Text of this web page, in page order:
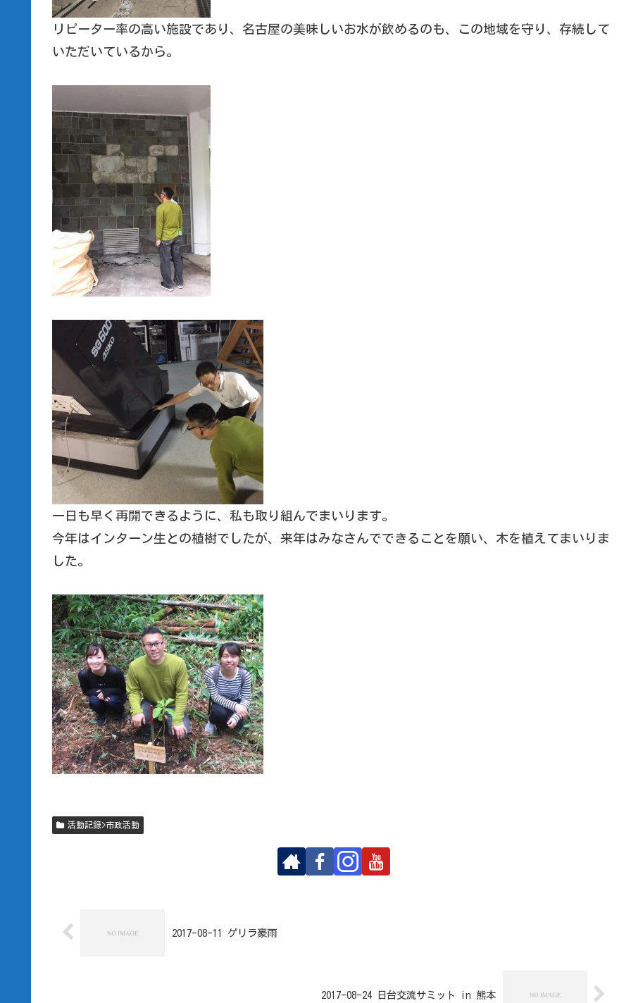
リピーター率の高い施設であり、名古屋の美味しいお水が飲めるのも、この地域を守り、存続して
いただいているから。
一日も早く再開できるように、私も取り組んでまいります。
今年はインターン生との植樹でしたが、来年はみなさんでできることを願い、木を植えてまいりま
した。
活動記録>市政活動
2017-08-11 ゲリラ豪雨
2017-08-24 日台交流サミット in 熊本